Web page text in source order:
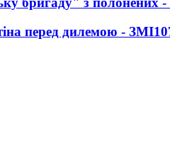
перед дилемою - ЗМІ